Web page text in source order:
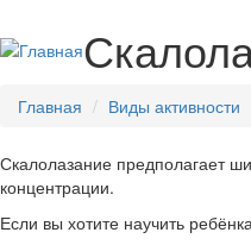
Главная Виды активности
Скалолазание предполагает
концентрации.
Если вы хотите научить